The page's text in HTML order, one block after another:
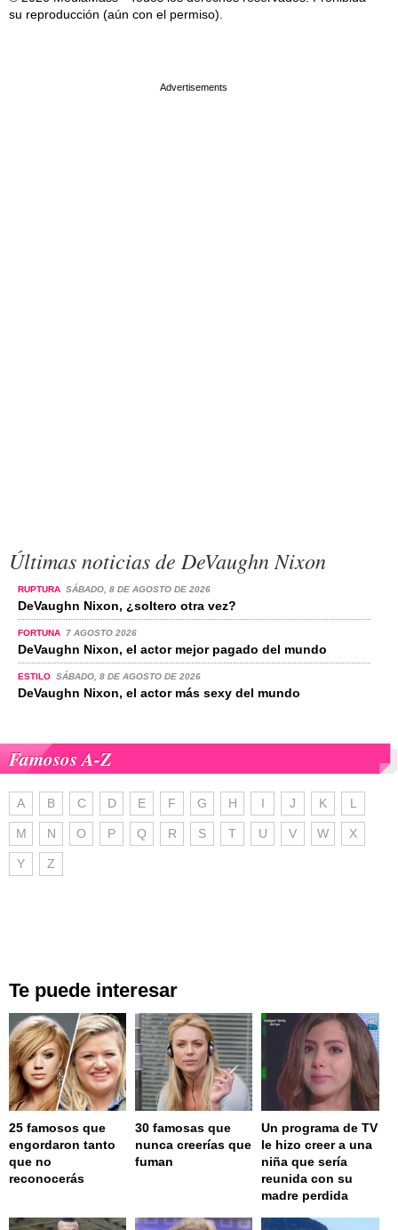
su reproducción (aún con el permiso).
Últimas noticias de DeVaughn Nixon
RUPTURA SÁBADO, 8 DE AGOSTO DE 2026
DeVaughn Nixon, ¿soltero otra vez?
FORTUNA 7 AGOSTO 2026
DeVaughn Nixon, el actor mejor pagado del mundo
ESTILO SÁBADO, 8 DE AGOSTO DE 2026
DeVaughn Nixon, el actor más sexy del mundo
Famosos A-Z
A B C D E F G H I J K L
M N O P Q R S T U V W X
Y Z
Te puede interesar
25 famosos que
engordaron tanto
que no
reconocerás
30 famosas que
nunca creerías que
fuman
Un programa de TV
le hizo creer a una
niña que sería
reunida con su
madre perdida